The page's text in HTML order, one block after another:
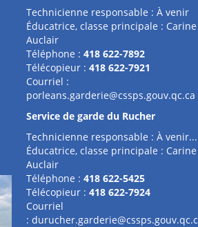
Technicienne responsable : À venir
Éducatrice, classe principale : Carine
Auclair
Téléphone : 418 622-7892
Télécopieur : 418 622-7921
Courriel :
porleans.garderie@cssps.gouv.qc.ca
Service de garde du Rucher
Technicienne responsable : À venir...
Éducatrice, classe principale : Carine
Auclair
Téléphone : 418 622-5425
Télécopieur : 418 622-7924
Courriel
: